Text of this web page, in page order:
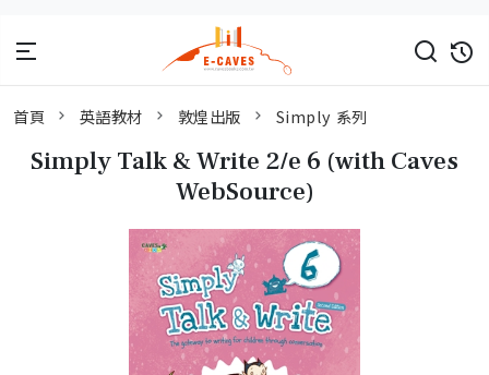
首頁 英語教材 敦煌出版 Simply 系列
Simply Talk & Write 2/e 6 (with Caves
WebSource)